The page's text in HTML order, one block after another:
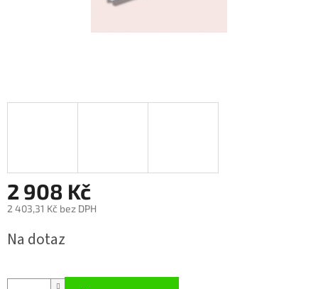
2 908 Kč
2 403,31 Kč bez DPH
cena:
Na dotaz